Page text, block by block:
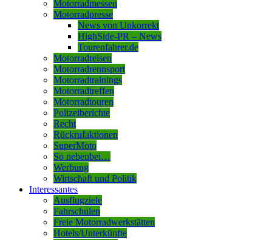
Motorradmessen
Motorradpresse
News von Unkorrekt
HighSide-PR – News
Tourenfahrer.de
Motorradreisen
Motorradrennsport
Motorradtrainings
Motorradtreffen
Motorradtouren
Polizeiberichte
Recht
Rückrufaktionen
SuperMoto
So nebenbei…
Werbung
Wirtschaft und Politik
Interessantes
Ausflugziele
Fahrschulen
Freie Motorradwerkstätten
Hotels/Unterkünfte